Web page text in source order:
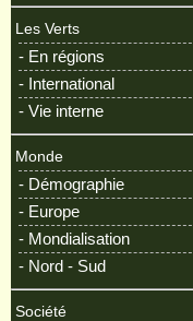
Les Verts
- En régions
- International
- Vie interne
Monde
- Démographie
- Europe
- Mondialisation
- Nord - Sud
Société